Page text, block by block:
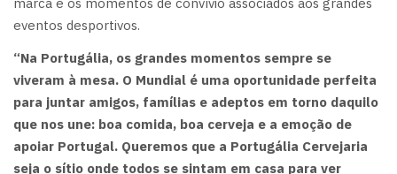
eventos desportivos.
“Na Portugália, os grandes momentos sempre se
viveram à mesa. O Mundial é uma oportunidade perfeita
para juntar amigos, famílias e adeptos em torno daquilo
que nos une: boa comida, boa cerveja e a emoção de
apoiar Portugal. Queremos que a Portugália Cervejaria
seja o sítio onde todos se sintam em casa para ver